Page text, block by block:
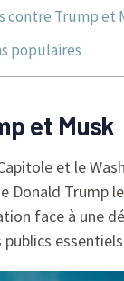
contre Trump et
populaires
et Musk
et le
Trump
face à une